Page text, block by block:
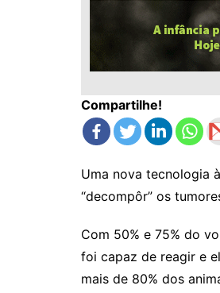
Compartilhe!
Uma nova tecnologia
“decompôr” os
Com 50% e 75% do
foi capaz de reagir e
mais de 80% dos